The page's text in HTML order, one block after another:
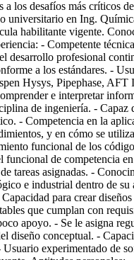
a los desafíos más críticos
universitario en Ing.
habilitante vigente.
- Competente
desarrollo profesional
a los estándares. -
Hysys, Pipephase,
e interpretar
de ingeniería. - Capaz
- Competencia en la
y en cómo se
funcional de los
funcional de competencia
tareas asignadas. -
e industrial dentro de su
para crear
que cumplan con
apoyo. - Se le asigna
diseño conceptual. -
Usuario experimentado de